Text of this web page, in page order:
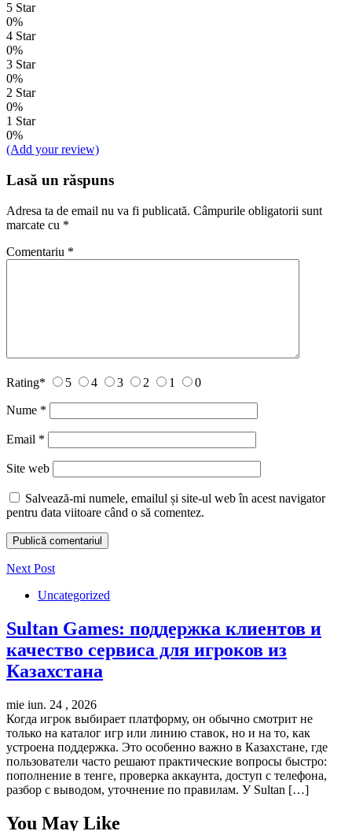
5 Star
0%
4 Star
0%
3 Star
0%
2 Star
0%
1 Star
0%
(Add your review)
Lasă un răspuns
Adresa ta de email nu va fi publicată. Câmpurile obligatorii sunt
marcate cu *
Comentariu *
Rating* 5 4 3 2 1 0
Nume *
Email *
Site web
Salvează-mi numele, emailul și site-ul web în acest navigator
pentru data viitoare când o să comentez.
Next Post
Uncategorized
Sultan Games: поддержка клиентов и
качество сервиса для игроков из
Казахстана
mie iun. 24 , 2026
Когда игрок выбирает платформу, он обычно смотрит не
только на каталог игр или линию ставок, но и на то, как
устроена поддержка. Это особенно важно в Казахстане, где
пользователи часто решают практические вопросы быстро:
пополнение в тенге, проверка аккаунта, доступ с телефона,
разбор с выводом, уточнение по правилам. У Sultan […]
You May Like